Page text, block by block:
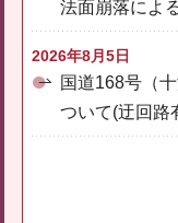
法面崩落によ
2026年8月5日
国道168号（
ついて(迂回路